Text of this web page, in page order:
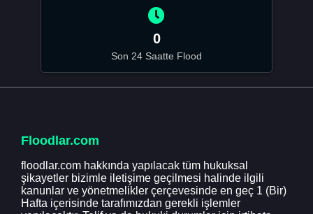
0
Son 24 Saatte Flood
Floodlar.com
floodlar.com hakkında yapılacak tüm hukuksal
şikayetler bizimle iletişime geçilmesi halinde ilgili
kanunlar ve yönetmelikler çerçevesinde en geç 1 (Bir)
Hafta içerisinde tarafımızdan gerekli işlemler